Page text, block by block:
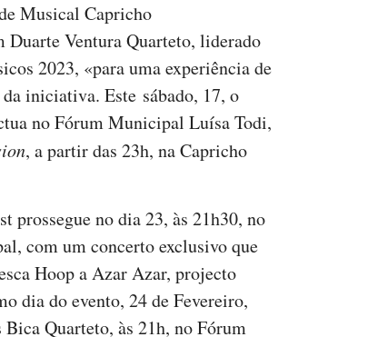
Musical Capricho
Duarte Ventura Quarteto, liderado
2023, «para uma experiência de
iniciativa. Este sábado, 17, o
no Fórum Municipal Luísa Todi,
, a partir das 23h, na Capricho
prossegue no dia 23, às 21h30, no
com um concerto exclusivo que
Hoop a Azar Azar, projecto
dia do evento, 24 de Fevereiro,
Bica Quarteto, às 21h, no Fórum